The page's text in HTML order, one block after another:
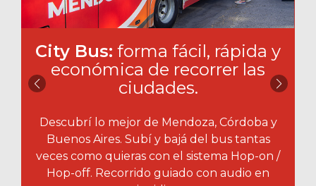
City Bus: forma fácil, rápida y
económica de recorrer las
ciudades.​
Descubrí lo mejor de Mendoza, Córdoba y
Buenos Aires. Subí y bajá del bus tantas
veces como quieras con el sistema Hop-on /
Hop-off. Recorrido guiado con audio en